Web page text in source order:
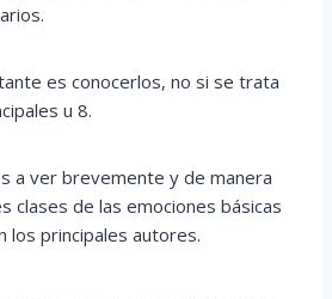
es conocerlos, no si se trata
u 8.
a ver brevemente y de manera
clases de las emociones básicas
los principales autores.